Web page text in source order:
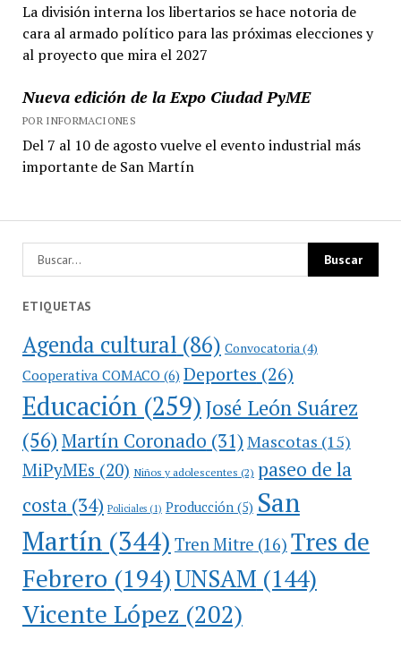
La división interna los libertarios se hace notoria de
cara al armado político para las próximas elecciones y
al proyecto que mira el 2027
Nueva edición de la Expo Ciudad PyME
POR INFORMACIONES
Del 7 al 10 de agosto vuelve el evento industrial más
importante de San Martín
ETIQUETAS
Agenda cultural (86) Convocatoria (4)
Cooperativa COMACO(6) Deportes (26)
Educación(259)José León Suárez
(56)Martín Coronado (31) Mascotas (15)
MiPyMEs (20) Niños y adolescentes (2) paseo de la
costa(34) Policiales(1) Producción(5) San
Martín(344) Tren Mitre (16) Tres de
Febrero (194)UNSAM (144)
Vicente López (202)